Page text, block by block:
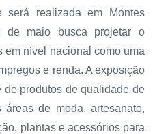
será realizada em Montes
maio busca projetar o
em nível nacional como uma
e renda. A exposição
produtos de qualidade de
de moda, artesanato,
plantas e acessórios para